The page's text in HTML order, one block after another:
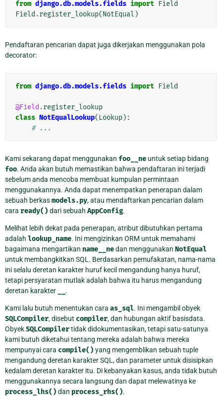
from django.db.models.fields import Field
Field .register_lookup(NotEqual )
Pendaftaran pencarian dapat juga dikerjakan menggunakan pola
decorator:
from django.db.models.fields import Field
@Field .register_lookup
class NotEqualLookup( Lookup):
# ...
Kami sekarang dapat menggunakan foo__ne untuk setiap bidang
foo. Anda akan butuh memastikan bahwa pendaftaran ini terjadi
sebelum anda mencoba membuat kumpulan permintaan
menggunakannya. Anda dapat menempatkan penerapan dalam
sebuah berkasmodels.py, atau mendaftarkan pencarian dalam
cara ready() dari sebuah AppConfig.
Melihat lebih dekat pada penerapan, atribut dibutuhkan pertama
adalah lookup_name. Ini mengizinkan ORM untuk memahami
bagaimana mengartikan name__nedan menggunakan NotEqual
untuk membangkitkan SQL. Berdasarkan pemufakatan, nama-nama
ini selalu deretan karakter huruf kecil mengandung hanya huruf,
tetapi persyaratan mutlak adalah bahwa itu harus mengandung
deretan karakter
.
Kami lalu butuh menentukan cara as_sql. Ini mengambil obyek
SQLCompiler, disebut compiler, dan hubungan aktif basisdata.
ObyekSQLCompilertidak didokumentasikan, tetapi satu-satunya
kami butuh diketahui tentang mereka adalah bahwa mereka
mempunyai cara compile() yang mengemblikan sebuah tuple
mengandung deretan karakter SQL, dan parameter untuk disisipkan
kedalam deretan karakter itu. Di kebanyakan kasus, anda tidak butuh
menggunakannya secara langsung dan dapat melewatinya ke
process_lhs() dan process_rhs().